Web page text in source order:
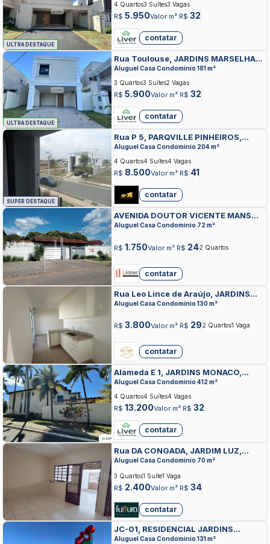
ULTRA DESTAQUE
R$ 5.950Valor m² R$ 32
4 Quartos3 Suítes3 Vagas
contatar
ULTRA DESTAQUE
Rua Toulouse, JARDINS MARSELHA,
APARECIDA DE GOIANIA
Aluguel Casa Condominio 181 m²
R$ 5.900Valor m² R$ 32
3 Quartos3 Suítes2 Vagas
contatar
SUPER DESTAQUE
Rua P 5, PARQVILLE PINHEIROS,
APARECIDA DE GOIANIA
Aluguel Casa Condominio 204 m²
R$ 8.500Valor m² R$ 41
4 Quartos4 Suítes4 Vagas
contatar
AVENIDA DOUTOR VICENTE MANSO
PEREIRA, ILDA, APARECIDA DE
Aluguel Casa Condominio 72 m²
R$ 1.750Valor m² R$ 242 Quartos
contatar
Rua Leo Lince de Araújo, JARDINS
BELLAGIO, APARECIDA DE GOIANIA
Aluguel Casa Condominio 130 m²
R$ 3.800Valor m² R$ 292 Quartos1 Vaga
contatar
Alameda E 1, JARDINS MONACO,
APARECIDA DE GOIANIA
Aluguel Casa Condominio 412 m²
R$ 13.200Valor m² R$ 32
4 Quartos4 Suítes4 Vagas
contatar
Rua DA CONGADA, JARDIM LUZ,
APARECIDA DE GOIANIA
Aluguel Casa Condominio 70 m²
R$ 2.400Valor m² R$ 34
3 Quartos1 Suíte1 Vaga
contatar
JC-01, RESIDENCIAL JARDINS
CANNES, APARECIDA DE GOIANIA
Aluguel Casa Condominio 131 m²